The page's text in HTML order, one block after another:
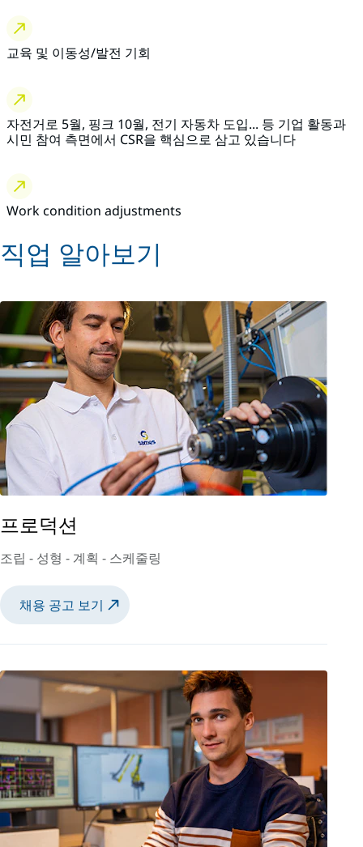
교육 및 이동성/발전 기회
자전거로 5월, 핑크 10월, 전기 자동차 도입... 등 기업 활동과
시민 참여 측면에서 CSR을 핵심으로 삼고 있습니다
Work condition adjustments
직업 알아보기
프로덕션
조립 - 성형 - 계획 - 스케줄링
채용 공고 보기